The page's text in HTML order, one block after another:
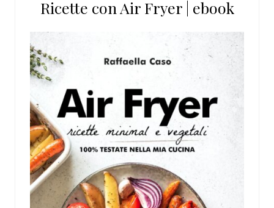
Ricette con Air Fryer | ebook